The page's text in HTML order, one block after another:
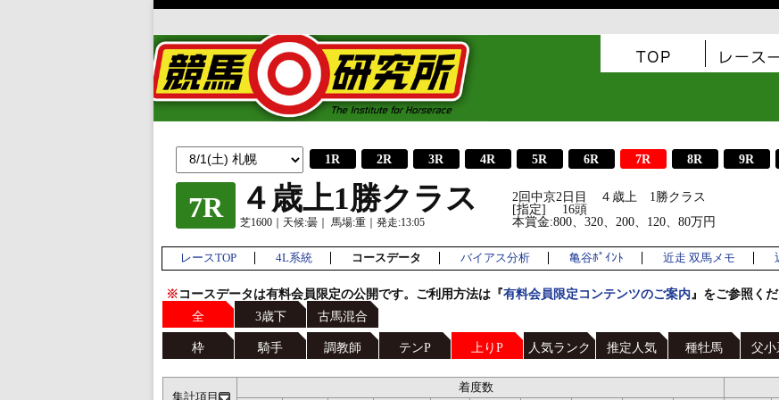
1R 2R 3R 4R 5R 6R 7R 8R 9R
7R ４歳上1勝クラス
芝1600｜天候:曇｜ 馬場:重｜発走:13:05
2回中京2日目 ４歳上 1勝クラス
[指定] 16頭
本賞金:800、320、200、120、80万円
レースTOP 4L系統 コースデータ バイアス分析 亀谷ﾎﾟｲﾝﾄ 近走 双馬メモ
※ コースデータは有料会員限定の公開です。ご利用方法は『有料会員限定コンテンツのご案内 』をご参照くだ
全
3歳下 古馬混合
枠 騎手 調教師 テンP 上りP 人気ランク 推定人気 種牡馬 父小
集計項目
着度数